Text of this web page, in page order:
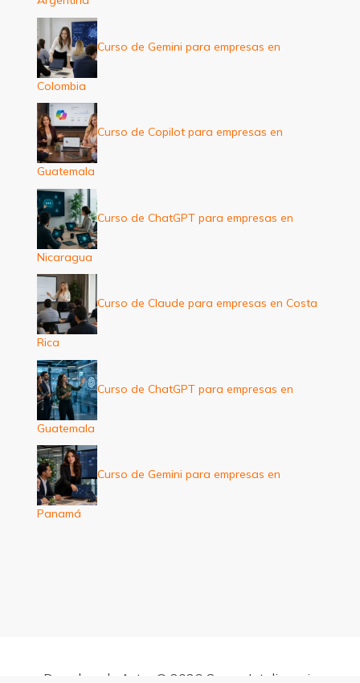
Curso de Gemini para empresas en
Colombia
Curso de Copilot para empresas en
Guatemala
Curso de ChatGPT para empresas en
Nicaragua
Curso de Claude para empresas en Costa
Rica
Curso de ChatGPT para empresas en
Guatemala
Curso de Gemini para empresas en
Panamá
Derechos de Autor © 2026 Cursos Inteligencia